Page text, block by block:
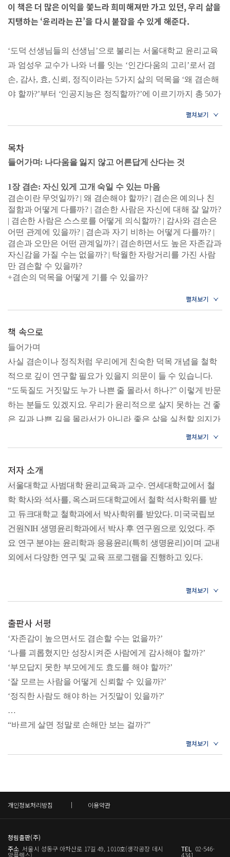
이 책은 더 많은 이익을 쫓느라 희미해져만 가고 있던, 우리 삶을
지탱하는 ‘윤리라는 끈’을 다시 붙잡을 수 있게 해준다.
‘도덕 선생님들의 선생님’으로 불리는 서울대학교 윤리교육
과 엄성우 교수가 나와 너를 잇는 ‘인간다움의 고리’로서 겸
손, 감사, 효, 신뢰, 정직이라는 5가지 삶의 덕목을 ‘왜 겸손해
야 할까?’부터 ‘인공지능은 정직할까?’에 이르기까지 총 50가
을 수 있는 ‘어른다움’의 길로 안내한다.
목차
들어가며: 나다움을 잃지 않고 어른답게 산다는 것
1장 겸손: 자신 있게 고개 숙일 수 있는 마음
겸손이란 무엇일까? | 왜 겸손해야 할까? | 겸손은 예의나 친
절함과 어떻게 다를까? | 겸손한 사람은 자신에 대해 잘 알까?
| 겸손한 사람은 스스로를 어떻게 의식할까? | 감사와 겸손은
어떤 관계에 있을까? | 겸손과 자기 비하는 어떻게 다를까? |
겸손과 오만은 어떤 관계일까? | 겸손하면서도 높은 자존감과
자신감을 가질 수는 없을까? | 탁월한 자랑거리를 가진 사람
만 겸손할 수 있을까?
+겸손의 덕목을 어떻게 기를 수 있을까?
감사란 무엇일까? | 감사는 무엇으로 이루어졌을까? | 감사의
감사는 의무가 될 수 있을까? | ‘덕스러운 감사’는 어떤 것일
까? | ‘나쁜 감사’도 있을까? | 존재에 대한 감사도 가능할까? |
감사와 비교할 만한 태도는 무엇일까?
+감사의 덕목을 어떻게 기를 수 있을까?
3장 효: 부모다움에 보답하는 자식다운 마음
왜 지금 효를 이야기할까? | 효란 무엇일까? | 효의 가치는 어
디에 있을까? | 효의 윤리적 근거는 무엇일까? | 관계적 덕목
까? | 인생의 시기에 따라 효는 어떻게 달라져야 할까? | 부모
답지 않은 부모에게도 효도해야 할까? | 부모에게 순종해야만
+효의 덕목을 어떻게 기를 수 있을까?
4장 신뢰: 너에게 나를 기꺼이 내맡기는 마음
신뢰란 무엇일까? | 신뢰와 유사한 개념은 무엇일까? | 신뢰의
가치는 어디에 있을까? | 스스로의 의지로 신뢰할 수 있을까?
| 자신에 대한 신뢰는 어떤 것일까? | 어떤 사람이 신뢰할 만할
까? | 지혜롭게 신뢰하는 마음은 어떤 것일까? | 못 믿는 마음
+신뢰성과 신뢰심을 어떻게 기를 수 있을까?
일부러 속이는 행위는 항상 부정직할까? | 정직한 사람도 헛
정직하지 못할 수도 있을까? | 인공지능은 정직할까?
+정직의 덕목을 어떻게 기를 수 있을까?
참고문헌
책 속으로
들어가며
사실 겸손이나 정직처럼 우리에게 친숙한 덕목 개념을 철학
적으로 깊이 연구할 필요가 있을지 의문이 들 수 있습니다.
“도둑질도 거짓말도 누가 나쁜 줄 몰라서 하나?” 이렇게 반문
하는 분들도 있겠지요. 우리가 윤리적으로 살지 못하는 건 좋
은 길과 나쁜 길을 몰라서가 아니라 좋은 삶을 실천할 의지가
부족할 뿐이라고 생각할 수도 있습니다. 하지만 좋은 길이 어
떤 길인지 아는 것은 쉬운 일이 아닙니다. 아무리 친숙한 덕
런 덕목을 기르고 발휘해 나갈 방향성을 잡기가 어려울 테니
까요. 우선 목적지를 알아야 그곳으로 가는 길을 알 수 있을
것입니다. 그리고 그런 덕목이 ‘왜’ 가치가 있는 것인지를 아
는 것도 매우 중요합니다. 그 덕목이 갖는 가치에 대해서 납
득을 하지 못한다면 그런 덕목들을 기르고 발휘할 마음이 들
지 않을 테니까요.
_6~7쪽
겸손과 관련해서 또 한 가지 살펴볼 것은 자신에게 엄격하고
남에게는 관대한 태도입니다. 우리는 자신에게 엄격하여 쉽
게 만족하지 않고 끊임없이 노력하며 위를 향하는 사람을 겸
손하다고 말합니다. 하지만 반드시 그렇지만은 않습니다. 자
신을 그런 식으로 ‘특별 취급’하는 것 또한 겸손하지 못한 태
도를 드러낼 수 있기 때문이지요. 전교 1등 학생의 사례를 생
나만 틀렸어도 만족하지 못하고 괴로워하고 ‘더욱더 잘해야
게 평소에 50점을 맞는 김긍정이 와서 “괜찮아, 성적이 인생
는 안 돼!”라는 식으로 말합니다. 이런 사람은 스스로에게 만
족하지 않고 계속 노력하려는 태도를 지녔지만 다른 한편으
로는 남을 깔보고 자기만 특별한 존재로 보고 더욱 엄격한 잣
대를 들이대려는 태도 때문에 오히려 겸손하지 못하다고 할
수 있지 않을까요? 이처럼 자신에게만 다른 기준을 적용해서
저자 소개
서울대학교 사범대학 윤리교육과 교수. 연세대학교에서 철
학 학사와 석사를, 옥스퍼드대학교에서 철학 석사학위를 받
고 듀크대학교 철학과에서 박사학위를 받았다. 미국국립보
건원NIH 생명윤리학과에서 박사 후 연구원으로 있었다. 주
요 연구 분야는 윤리학과 응용윤리(특히 생명윤리)이며 교내
외에서 다양한 연구 및 교육 프로그램을 진행하고 있다.
2020년 국제생명윤리협회에서 주관하는 제15회 세계생명윤
리학술대회에서 〈Vices in Autonomous Paternalism(자율적 간
2022년 한국분석철학회에서 〈What is a Relational Virtue?(관
계적 미덕이란 무엇인가)〉가 모하 분석철학상을 수상했다.
그 외에도 주요 논문으로 〈Trustfulness as a Risky Virtue(위험
한 덕목으로서의 신뢰심)〉(2024), 〈Honesty: Respect for the
Right Not to be Deceived(정직: 속지 않을 권리에 대한 존중)〉
(2023), 〈Gratitude for Being(존재에 대한 감사)〉(2020), 〈Mo
desty as an Executive Virtue(실행적 덕목으로서의 겸손)〉(201
9) 등이 있다. 그동안 논문을 통해 선보여왔던 윤리학의 주제
를 종합하여 쉽게 풀어낸 이 책은 동종 분야에서는 찾아보기
출판사 서평
‘자존감이 높으면서도 겸손할 수는 없을까?’
‘나를 괴롭혔지만 성장시켜준 사람에게 감사해야 할까?’
‘부모답지 못한 부모에게도 효도를 해야 할까?’
‘잘 모르는 사람을 어떻게 신뢰할 수 있을까?’
‘정직한 사람도 해야 하는 거짓말이 있을까?’
…
“바르게 살면 정말로 손해만 보는 걸까?”
마땅히 갖춰야 함에도 잃어가고 있는 삶의 덕목들에 관하여
가?”
한 아이가 길거리에서 어떤 무리에 둘러싸여 괴롭힘당하고
있다. 당신이 이 장면을 보고도 못 본 듯 지나쳤다면, 아마 다
개인정보처리방침 이용약관
청림출판(주)
주소 서울시 성동구 아차산로 17길 49, 1010호(생각공장 데시
앙플렉스)
TEL 02-546-
4341